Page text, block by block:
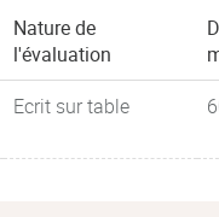
explorent toutes
et couvrent aussi bien
Les champs
Nature de
l'évaluation
Ecrit sur table